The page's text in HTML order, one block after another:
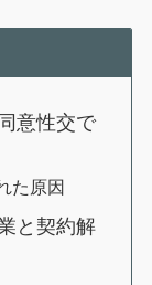
意性交で
た原因
と契約解